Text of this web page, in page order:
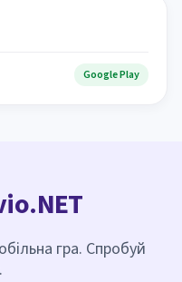
Google Play
гра. Спробуй